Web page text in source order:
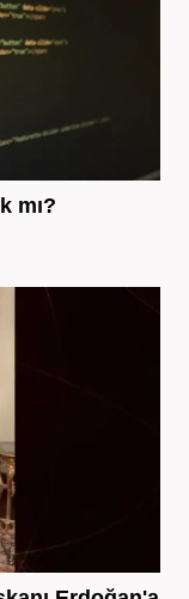
mı?